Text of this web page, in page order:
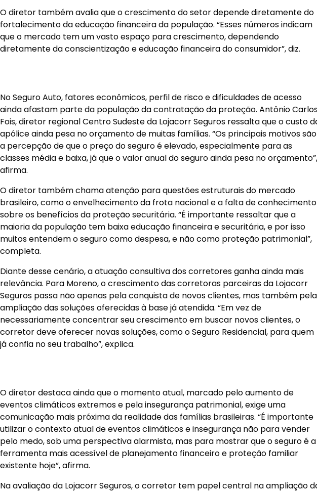
No Seguro Auto, fatores econômicos, perfil de risco e dificuldades de acesso
ainda afastam parte da população da contratação da proteção. Antônio Carlos
Fois, diretor regional Centro Sudeste da Lojacorr Seguros ressalta que o custo da
apólice ainda pesa no orçamento de muitas famílias. “Os principais motivos são
O diretor também chama atenção para questões estruturais do mercado
brasileiro, como o envelhecimento da frota nacional e a falta de conhecimento
sobre os benefícios da proteção securitária. “É importante ressaltar que a
maioria da população tem baixa educação financeira e securitária, e por isso
muitos entendem o seguro como despesa, e não como proteção patrimonial”,
completa.
Diante desse cenário, a atuação consultiva dos corretores ganha ainda mais
relevância. Para Moreno, o crescimento das corretoras parceiras da Lojacorr
Seguros passa não apenas pela conquista de novos clientes, mas também pela
ampliação das soluções oferecidas à base já atendida. “Em vez de
necessariamente concentrar seu crescimento em buscar novos clientes, o
corretor deve oferecer novas soluções, como o Seguro Residencial, para quem
já confia no seu trabalho”, explica.
O diretor destaca ainda que o momento atual, marcado pelo aumento de
eventos climáticos extremos e pela insegurança patrimonial, exige uma
comunicação mais próxima da realidade das famílias brasileiras. “É importante
utilizar o contexto atual de eventos climáticos e insegurança não para vender
existente hoje”, afirma.
Na avaliação da Lojacorr Seguros, o corretor tem papel central na ampliação da
cultura do seguro no país. Ao traduzir coberturas, assistências e benefícios para
a realidade do consumidor, o profissional contribui para tornar a proteção
patrimonial mais compreensível e acessível, fortalecendo o mercado e
ampliando a segurança financeira das famílias brasileiras.